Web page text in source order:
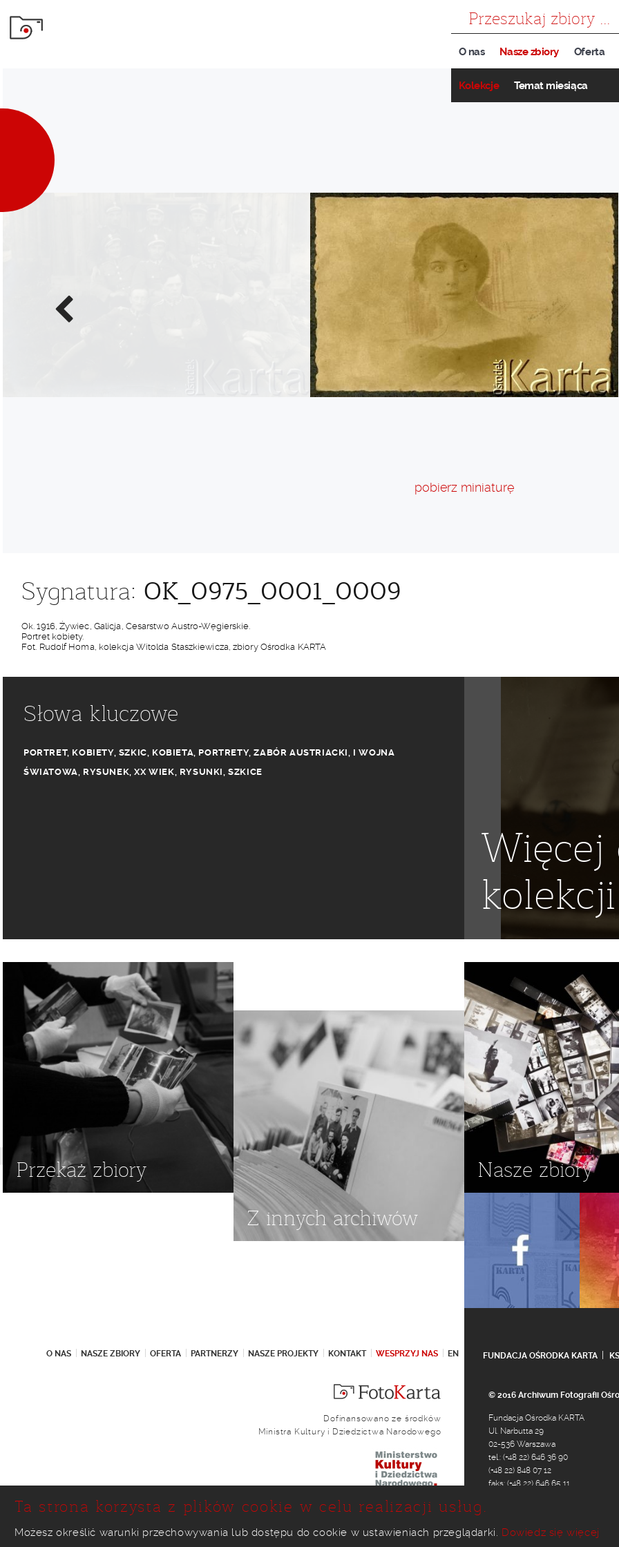
O nas Nasze zbiory
Kolekcje Temat miesiąca
Oferta
Poprzednie
zdjęcie
pobierz miniaturę
Sygnatura: OK_0975_0001_0009
Ok. 1916, Żywiec, Galicja, Cesarstwo Austro-Węgierskie.
Portret kobiety.
Fot. Rudolf Homa, kolekcja Witolda Staszkiewicza, zbiory Ośrodka KARTA
Słowa kluczowe
PORTRET, KOBIETY, SZKIC, KOBIETA, PORTRETY,ZABÓR AUSTRIACKI, I WOJNA
ŚWIATOWA, RYSUNEK,XX WIEK, RYSUNKI,SZKICE
Więcej
kolekcji
Przekaż zbiory
Z innych archiwów
Nasze zbiory
O NAS NASZE ZBIORY OFERTA PARTNERZY NASZE PROJEKTY KONTAKT WESPRZYJ NAS EN FUNDACJA OŚRODKA KARTA
Dofinansowano ze środków
Ministra Kultury i Dziedzictwa Narodowego
© 2016 Archiwum Fotografii
Fundacja Ośrodka KARTA
Ul. Narbutta 29
02-536 Warszawa
tel.: (+48 22) 646 36 90
(+48 22) 848 07 12
faks: (+48 22) 646 65 11
Ta strona korzysta z plików cookie w celu realizacji usług.
Możesz określić warunki przechowywania lub dostępu do cookie w ustawieniach przeglądarki. Dowiedz się więcej